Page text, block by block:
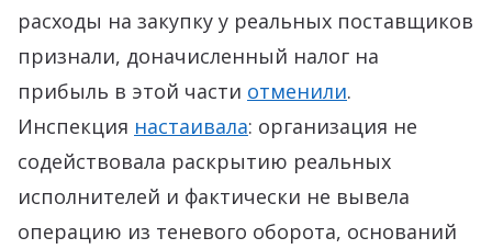
расходы на закупку у реальных поставщиков
признали, доначисленный налог на
прибыль в этой части отменили.
Инспекция настаивала: организация не
содействовала раскрытию реальных
исполнителей и фактически не вывела
операцию из теневого оборота, оснований